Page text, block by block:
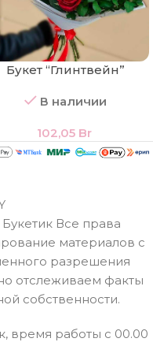
Букет “Глинтвейн”
В наличии
102,05 Br
Все права
материалов с
разрешения
отслеживаем факты
собственности.
время работы с 00.00